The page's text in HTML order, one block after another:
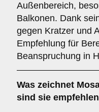
Außenbereich,
Balkonen. Dank
gegen Kratzer und
Empfehlung für
Beanspruchung in
Was zeichnet
sind sie